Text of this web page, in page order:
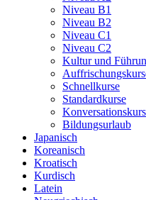
Niveau B1
Niveau B2
Niveau C1
Niveau C2
Kultur und
Schnellkurse
Standardkurse
Bildungsurlaub
Japanisch
Koreanisch
Kroatisch
Kurdisch
Latein